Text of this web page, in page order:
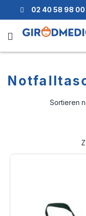
02 40 58 98 00
Sortieren